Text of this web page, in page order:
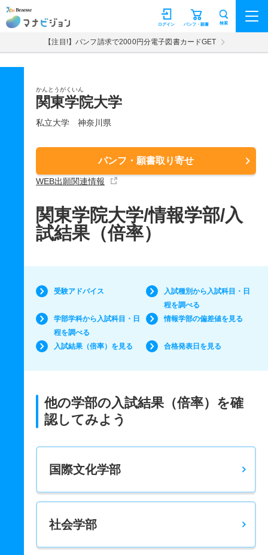
マナビジョン パンフ・願書
ログイン 検索
【注目!】パンフ請求で2000円分電子図書カードGET
かんとうがくいん
関東学院大学
私立大学 神奈川県
パンフ・願書取り寄せ
WEB出願関連情報
関東学院大学/情報学部/入
試結果（倍率）
受験アドバイス
入試種別から入試科目・日
程を調べる
学部学科から入試科目・日
程を調べる
情報学部の偏差値を見る
入試結果（倍率）を見る 合格発表日を見る
他の学部の入試結果（倍率）を確
認してみよう
国際文化学部
社会学部